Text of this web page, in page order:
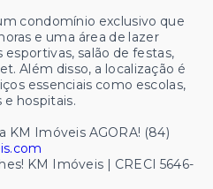
condomínio exclusivo que
e uma área de lazer
esportivas, salão de festas,
Além disso, a localização é
essenciais como escolas,
hospitais.
KM Imóveis AGORA! (84)
KM Imóveis | CRECI 5646-